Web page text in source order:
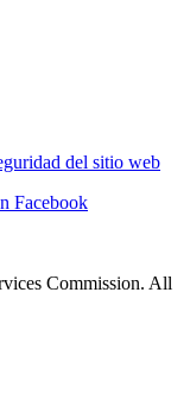
del sitio web
Facebook
Commission. All